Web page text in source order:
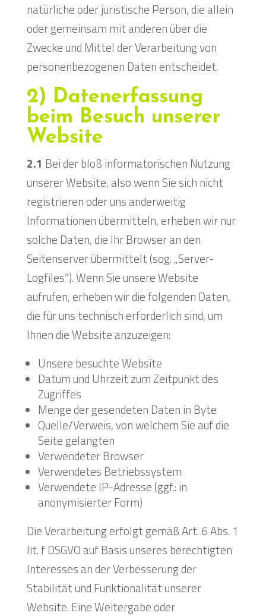
natürliche oder juristische Person, die allein
oder gemeinsam mit anderen über die
Zwecke und Mittel der Verarbeitung von
personenbezogenen Daten entscheidet.
2) Datenerfassung
beim Besuch unserer
Website
2.1 Bei der bloß informatorischen Nutzung
unserer Website, also wenn Sie sich nicht
registrieren oder uns anderweitig
Informationen übermitteln, erheben wir nur
solche Daten, die Ihr Browser an den
Seitenserver übermittelt (sog. „Server-
Logfiles“). Wenn Sie unsere Website
aufrufen, erheben wir die folgenden Daten,
die für uns technisch erforderlich sind, um
Ihnen die Website anzuzeigen:
Unsere besuchte Website
Datum und Uhrzeit zum Zeitpunkt des
Zugriffes
Menge der gesendeten Daten in Byte
Quelle/Verweis, von welchem Sie auf die
Seite gelangten
Verwendeter Browser
Verwendetes Betriebssystem
Verwendete IP-Adresse (ggf.: in
anonymisierter Form)
Die Verarbeitung erfolgt gemäß Art. 6 Abs. 1
lit. f DSGVO auf Basis unseres berechtigten
Interesses an der Verbesserung der
Stabilität und Funktionalität unserer
Website. Eine Weitergabe oder